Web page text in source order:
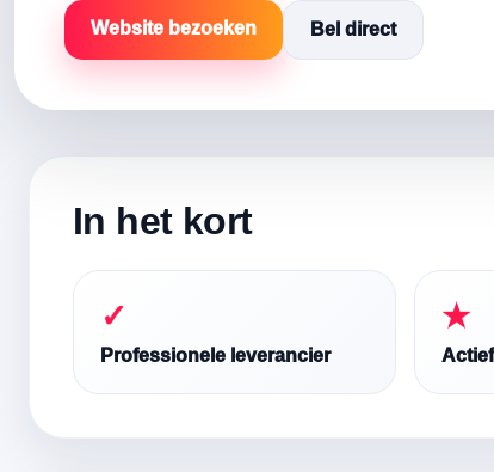
Website bezoeken Bel direct
In het kort
✓
Professionele leverancier
★